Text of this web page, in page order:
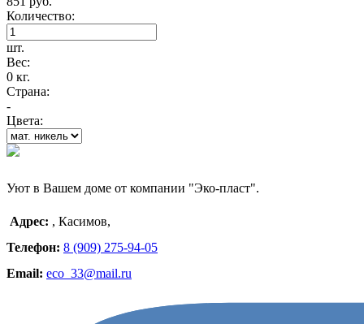
Количество:
шт.
Вес:
0 кг.
Страна:
-
Цвета:
Уют в Вашем доме от компании "Эко-пласт".
Адрес: , Касимов,
Телефон: 8 (909) 275-94-05
Email: eco_33@mail.ru